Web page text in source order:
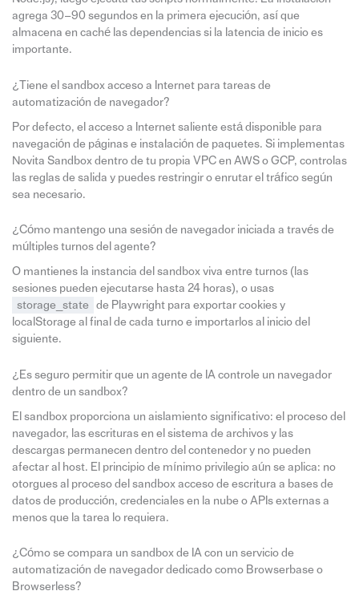
agrega 30–90 segundos en la primera ejecución, así que
almacena en caché las dependencias si la latencia de inicio es
importante.
¿Tiene el sandbox acceso a Internet para tareas de
automatización de navegador?
Por defecto, el acceso a Internet saliente está disponible para
navegación de páginas e instalación de paquetes. Si implementas
Novita Sandbox dentro de tu propia VPC en AWS o GCP, controlas
las reglas de salida y puedes restringir o enrutar el tráfico según
sea necesario.
¿Cómo mantengo una sesión de navegador iniciada a través de
múltiples turnos del agente?
O mantienes la instancia del sandbox viva entre turnos (las
sesiones pueden ejecutarse hasta 24 horas), o usas
storage_state
de Playwright para exportar cookies y
localStorage al final de cada turno e importarlos al inicio del
siguiente.
¿Es seguro permitir que un agente de IA controle un navegador
dentro de un sandbox?
El sandbox proporciona un aislamiento significativo: el proceso del
navegador, las escrituras en el sistema de archivos y las
descargas permanecen dentro del contenedor y no pueden
afectar al host. El principio de mínimo privilegio aún se aplica: no
otorgues al proceso del sandbox acceso de escritura a bases de
datos de producción, credenciales en la nube o APIs externas a
menos que la tarea lo requiera.
¿Cómo se compara un sandbox de IA con un servicio de
automatización de navegador dedicado como Browserbase o
Browserless?